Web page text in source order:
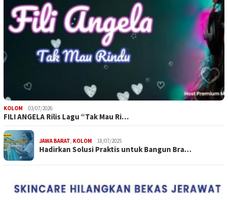
KOLOM 03/07/2026
FILI ANGELA Rilis Lagu “Tak Mau Ri…
JAWA BARAT, KOLOM 18/07/2025
Hadirkan Solusi Praktis untuk Bangun Bra…